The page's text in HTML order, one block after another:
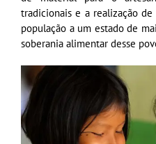
tradicionais e a realização de
população a um estado de
soberania alimentar desse